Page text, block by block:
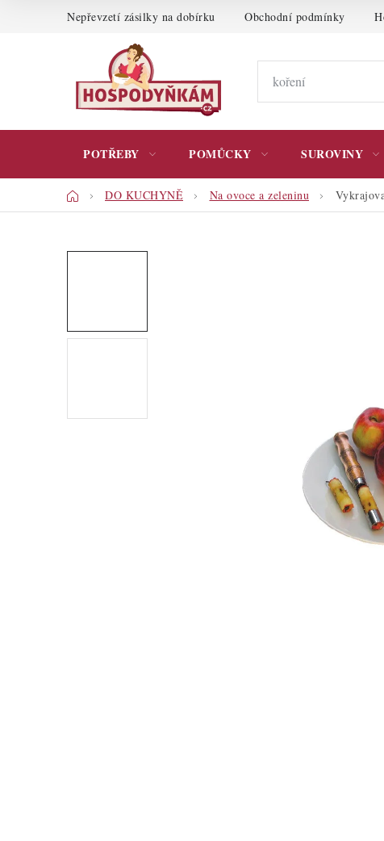
Nepřevzetí zásilky na dobírku Obchodní podmínky
POTŘEBY POMŮCKY SUROVINY
DomůDO KUCHYNĚ Na ovoce a zeleninu